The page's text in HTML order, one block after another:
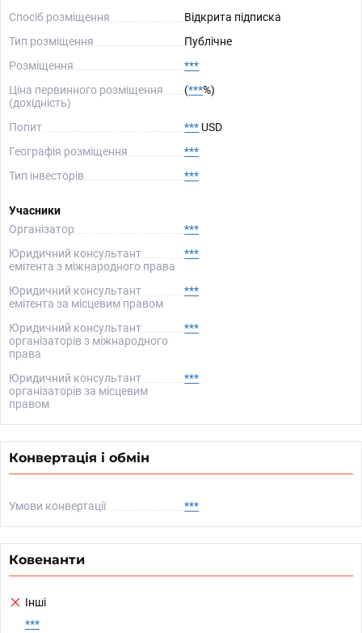
Спосіб розміщення
Відкрита підписка
Тип розміщення
Публічне
Розміщення
***
Ціна первинного розміщення
(дохідність)
(***%)
Попит *** USD
Географія розміщення
***
Тип інвесторів
***
Учасники
Організатор
***
Юридичний консультант
емітента з міжнародного права
***
Юридичний консультант
емітента за місцевим правом
***
Юридичний консультант
організаторів з міжнародного
права
***
Юридичний консультант
організаторів за місцевим
правом
***
Конвертація і обмін
Умови конвертації ***
Ковенанти
Інші
***